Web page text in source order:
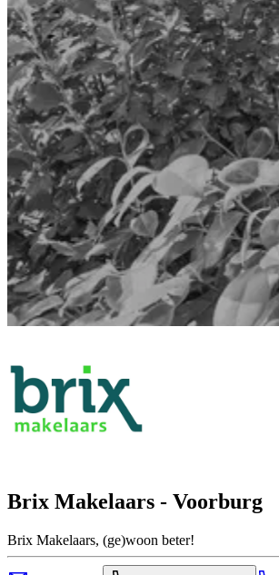
Brix Makelaars - Voorburg
Brix Makelaars, (ge)woon beter!